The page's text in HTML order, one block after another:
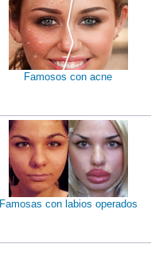
Famosos con acne
Famosas con labios operados